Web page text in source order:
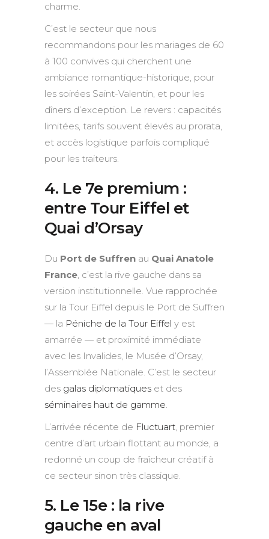
charme.
C’est le secteur que nous
recommandons pour les mariages de 60
à 100 convives qui cherchent une
ambiance romantique-historique, pour
les soirées Saint-Valentin, et pour les
dîners d’exception. Le revers : capacités
limitées, tarifs souvent élevés au prorata,
et accès logistique parfois compliqué
pour les traiteurs.
4. Le 7e premium :
entre Tour Eiffel et
Quai d’Orsay
Du Port de Suffren au Quai Anatole
France, c’est la rive gauche dans sa
version institutionnelle. Vue rapprochée
sur la Tour Eiffel depuis le Port de Suffren
— la Péniche de la Tour Eiffel y est
amarrée — et proximité immédiate
avec les Invalides, le Musée d’Orsay,
l’Assemblée Nationale. C’est le secteur
des galas diplomatiques et des
séminaires haut de gamme.
L’arrivée récente de Fluctuart, premier
centre d’art urbain flottant au monde, a
redonné un coup de fraîcheur créatif à
ce secteur sinon très classique.
5. Le 15e : la rive
gauche en aval